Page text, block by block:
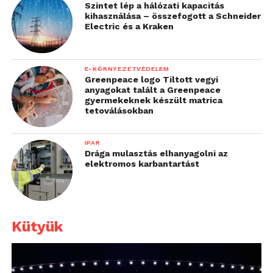
Szintet lép a hálózati kapacitás
kihasználása – összefogott a Schneider
Electric és a Kraken
E-KÖRNYEZETVÉDELEM
Greenpeace logo Tiltott vegyi
anyagokat talált a Greenpeace
gyermekeknek készült matrica
tetoválásokban
IPAR
Drága mulasztás elhanyagolni az
elektromos karbantartást
Kütyük